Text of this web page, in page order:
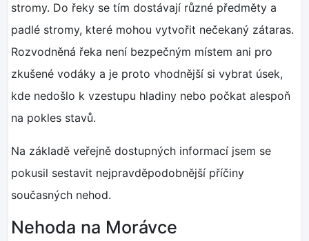
stromy. Do řeky se tím dostávají různé předměty a
padlé stromy, které mohou vytvořit nečekaný zátaras.
Rozvodněná řeka není bezpečným místem ani pro
zkušené vodáky a je proto vhodnější si vybrat úsek,
kde nedošlo k vzestupu hladiny nebo počkat alespoň
na pokles stavů.
Na základě veřejně dostupných informací jsem se
pokusil sestavit nejpravděpodobnější příčiny
současných nehod.
Nehoda na Morávce